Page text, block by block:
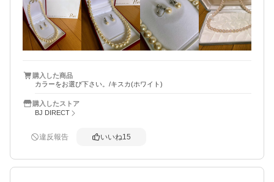
本真珠は汗に弱く手入れが必要なので いざとゆう時の為に
大切にしまって置いて普段使いにこちらの商品を使わせて
頂きたいと思います。
ケースも付いてこのお値段は良い買い物をしました！
購入した商品
カラーをお選び下さい。/キスカ(ホワイト)
購入したストア
BJ DIRECT
違反報告 いいね15